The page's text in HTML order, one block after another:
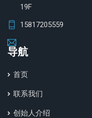
19F
15817205559
导航
首页
联系我们
创始人介绍